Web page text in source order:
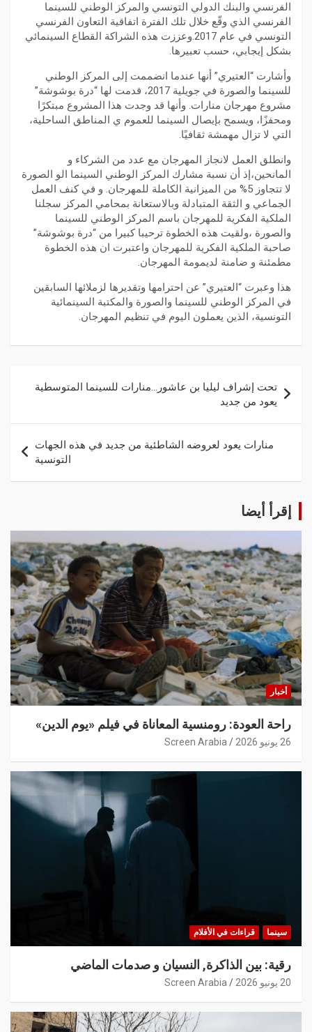
الفرنسي والبنك الدولي التونسي والمركز الوطني للسينما
الفرنسي الذي وقّع خلال تلك الفترة اتفاقية التعاون الفرنسي
التونسي في عام 2017.وعززت هذه الشراكة القطاع السينمائي
بشكل إيجابي، حسب تعبيرها.
وأشارت “العتيري” أنها عندما انضممت إلى المركز الوطني
للسينما والصورة في جويلية 2017، قدمت لها “درة بوشوشة”
مشروع مهرجان منارات. وأنها قد وجدت هذا المشروع مبتكرًا
ومحفزًا، ويسمح بإيصال السينما للعموم ي المناطق الساحلية،
التي لا تزال مهمشة ثقافيًا.
وانطلق العمل لانجاز المهرجان مع عدد من الشركاء و
المانحين،إذ أن نسبة مشارك المركز الوطني السينما الو الصورة
لا تتجاوز 5% من الميزانية الكاملة للمهرجان. و في كنف العمل
الجماعي و الثقة المتبادلة وبالاستعانة بمحامي المركز سجلنا
الملكية الفكرية للمهرجان باسم المركز الوطني للسينما
والصورة ،ولقيت هذه الخطوة ترحيبا كبيرا من “درة بوشوشة”
صاحبة الملكية الفكرية للمهرجان واعتبرت ان هذه الخطوة
مطمئنة و ضامنة لديمومة المهرجان.
هذا وعبرت “العتيري” عن احترامها وتقديرها لزملائها السابقين
في المركز الوطني للسينما والصورة والمكتبة السينمائية
التونسية، الذين يعملون اليوم في تنظيم المهرجان.
تحت إشراف ليليا بن عاشور…منارات للسينما المتوسطية
يعود من جديد
منارات يعود لعروضه الشاطئية من جديد في هذه الجهات
التونسية
إقرأ أيضا
أخبار
راحة العودة: رومنسية المعاناة في فيلم «يوم الدين»
26 يونيو 2026 Screen Arabia
سينما قراءات في الأفلام
رقية: بين الذاكرة, النسيان و صدمات الماضي
20 يونيو 2026 Screen Arabia